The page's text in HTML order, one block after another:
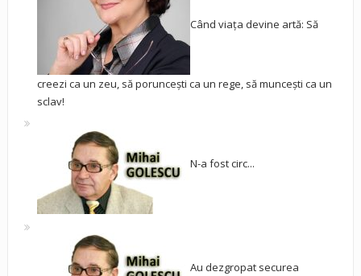
Când viața devine artă: Să
creezi ca un zeu, să poruncești ca un rege, să muncești ca un
sclav!
N-a fost circ...
Au dezgropat securea